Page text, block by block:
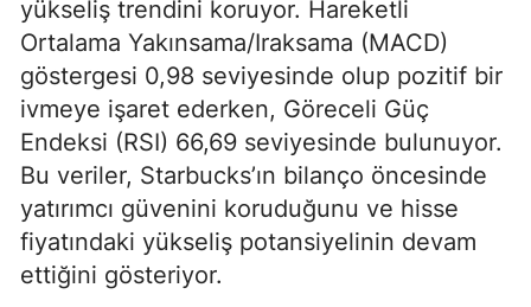
yükseliş trendini koruyor. Hareketli
Ortalama Yakınsama/Iraksama (MACD)
göstergesi 0,98 seviyesinde olup pozitif bir
ivmeye işaret ederken, Göreceli Güç
Endeksi (RSI) 66,69 seviyesinde bulunuyor.
Bu veriler, Starbucks’ın bilanço öncesinde
yatırımcı güvenini koruduğunu ve hisse
fiyatındaki yükseliş potansiyelinin devam
ettiğini gösteriyor.